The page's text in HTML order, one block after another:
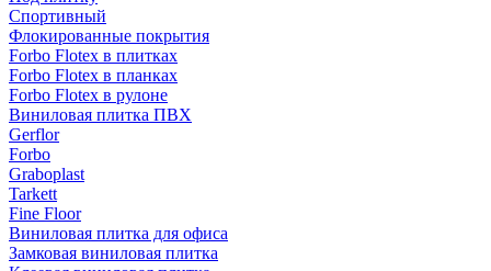
Спортивный
Флокированные покрытия
Forbo Flotex в плитках
Forbo Flotex в планках
Forbo Flotex в рулоне
Виниловая плитка ПВХ
Gerflor
Forbo
Graboplast
Tarkett
Fine Floor
Виниловая плитка для офиса
Замковая виниловая плитка